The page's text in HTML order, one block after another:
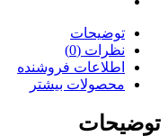
توضیحات
نظرات (0)
اطلاعات فروشنده
محصولات بیشتر
توضیحات